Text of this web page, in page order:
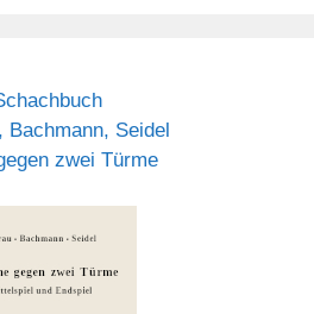
Bachmann, Seidel
zwei Türme